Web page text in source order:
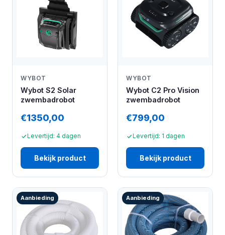
WYBOT
Wybot S2 Solar
zwembadrobot
€1350,00
Levertijd: 4 dagen
Bekijk product
WYBOT
Wybot C2 Pro Vision
zwembadrobot
€799,00
Levertijd: 1 dagen
Bekijk product
Aanbieding Aanbieding